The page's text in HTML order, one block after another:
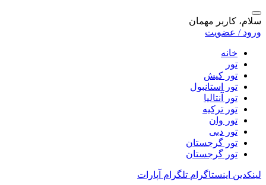
سلام، کاربر مهمان
ورود / عضویت
خانه
تور
تور کیش
تور استانبول
تور آنتالیا
تور ترکیه
تور وان
تور دبی
تور گرجستان
تور گرجستان
لینکدین اینستاگرام تلگرام آپارات